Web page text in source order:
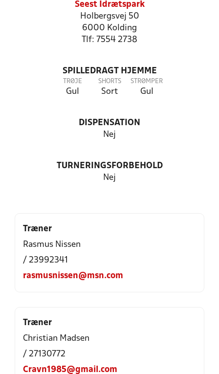
Seest Idrætspark
Holbergsvej 50
6000 Kolding
Tlf: 7554 2738
SPILLEDRAGT HJEMME
TRØJE
Gul
SHORTS
Sort
STRØMPER
Gul
DISPENSATION
Nej
TURNERINGSFORBEHOLD
Nej
Træner
Rasmus Nissen
/ 23992341
rasmusnissen@msn.com
Træner
Christian Madsen
/ 27130772
Cravn1985@gmail.com